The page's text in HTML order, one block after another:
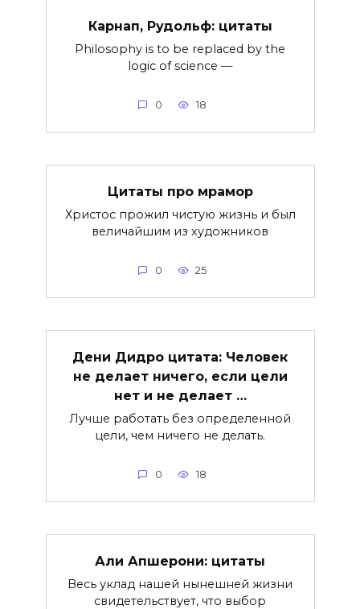
Карнап, Рудольф: цитаты
Philosophy is to be replaced by the
logic of science —
0 18
Цитаты про мрамор
Христос прожил чистую жизнь и был
величайшим из художников
0 25
Дени Дидро цитата: Человек
не делает ничего, если цели
нет и не делает …
Лучше работать без определенной
цели, чем ничего не делать.
0 18
Али Апшерони: цитаты
Весь уклад нашей нынешней жизни
свидетельствует, что выбор